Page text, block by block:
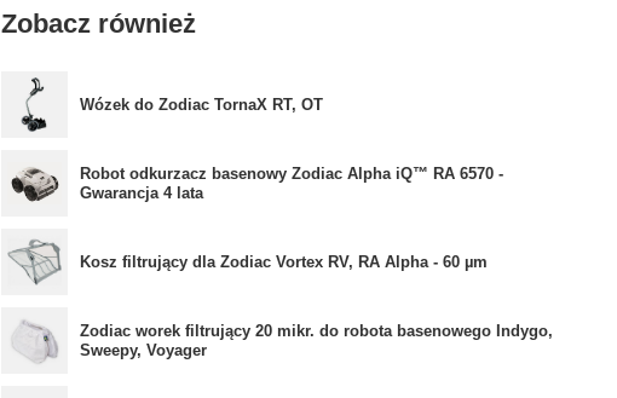
Zobacz również
Wózek do Zodiac TornaX RT, OT
Robot odkurzacz basenowy Zodiac Alpha iQ™ RA 6570 -
Gwarancja 4 lata
Kosz filtrujący dla Zodiac Vortex RV, RA Alpha - 60 µm
Zodiac worek filtrujący 20 mikr. do robota basenowego Indygo,
Sweepy, Voyager